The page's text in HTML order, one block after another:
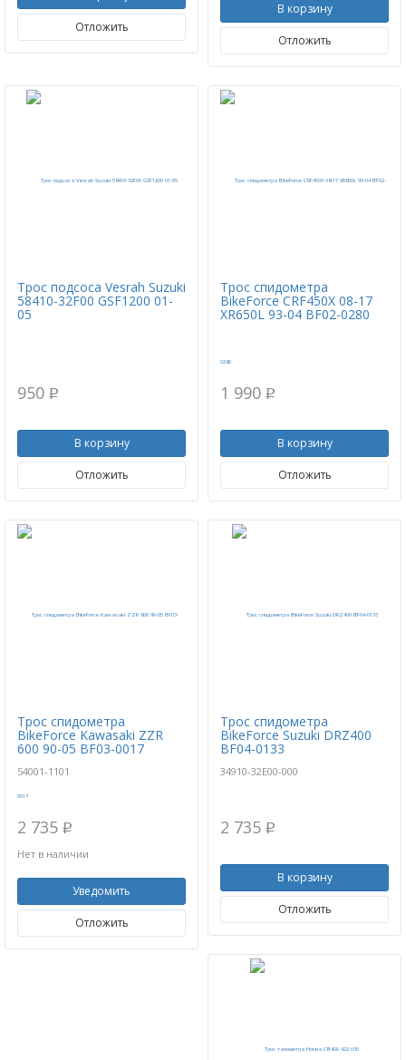
Отложить
В корзину
Отложить
Трос подсоса Vesrah Suzuki
58410-32F00 GSF1200 01-
05
950 p
В корзину
Отложить
Трос спидометра
BikeForce CRF450X 08-17
XR650L 93-04 BF02-0280
1 990 p
В корзину
Отложить
Трос спидометра
BikeForce Kawasaki ZZR
600 90-05 BF03-0017
54001-1101
2 735 p
Нет в наличии
Уведомить
Отложить
Трос спидометра
BikeForce Suzuki DRZ400
BF04-0133
34910-32E00-000
2 735 p
В корзину
Отложить